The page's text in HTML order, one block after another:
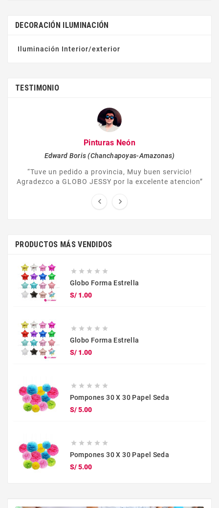
DECORACIÓN ILUMINACIÓN
Iluminación Interior/exterior
TESTIMONIO
Pinturas Neón
Edward Boris (Chanchapoyas-Amazonas)
“Tuve un pedido a provincia, Muy buen servicio!
Agradezco a GLOBO JESSY por la excelente atencion”
 
PRODUCTOS MÁS VENDIDOS
    
Globo Forma Estrella
S/ 1.00Precio
    
Globo Forma Estrella
S/ 1.00Precio
    
Pompones 30 X 30 Papel Seda
S/ 5.00Precio
    
Pompones 30 X 30 Papel Seda
S/ 5.00Precio